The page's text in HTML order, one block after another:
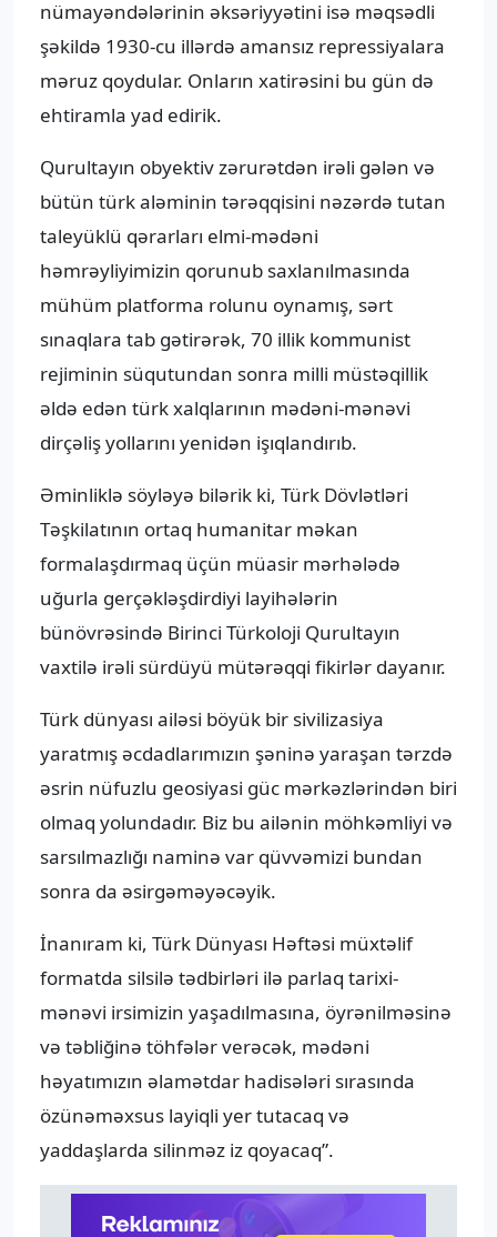
nümayəndələrinin əksəriyyətini isə məqsədli
şəkildə 1930-cu illərdə amansız repressiyalara
məruz qoydular. Onların xatirəsini bu gün də
ehtiramla yad edirik.
Qurultayın obyektiv zərurətdən irəli gələn və
bütün türk aləminin tərəqqisini nəzərdə tutan
taleyüklü qərarları elmi-mədəni
həmrəyliyimizin qorunub saxlanılmasında
mühüm platforma rolunu oynamış, sərt
sınaqlara tab gətirərək, 70 illik kommunist
rejiminin süqutundan sonra milli müstəqillik
əldə edən türk xalqlarının mədəni-mənəvi
dirçəliş yollarını yenidən işıqlandırıb.
Əminliklə söyləyə bilərik ki, Türk Dövlətləri
Təşkilatının ortaq humanitar məkan
formalaşdırmaq üçün müasir mərhələdə
uğurla gerçəkləşdirdiyi layihələrin
bünövrəsində Birinci Türkoloji Qurultayın
vaxtilə irəli sürdüyü mütərəqqi fikirlər dayanır.
Türk dünyası ailəsi böyük bir sivilizasiya
yaratmış əcdadlarımızın şəninə yaraşan tərzdə
əsrin nüfuzlu geosiyasi güc mərkəzlərindən biri
olmaq yolundadır. Biz bu ailənin möhkəmliyi və
sarsılmazlığı naminə var qüvvəmizi bundan
sonra da əsirgəməyəcəyik.
İnanıram ki, Türk Dünyası Həftəsi müxtəlif
formatda silsilə tədbirləri ilə parlaq tarixi-
mənəvi irsimizin yaşadılmasına, öyrənilməsinə
və təbliğinə töhfələr verəcək, mədəni
həyatımızın əlamətdar hadisələri sırasında
özünəməxsus layiqli yer tutacaq və
yaddaşlarda silinməz iz qoyacaq”.